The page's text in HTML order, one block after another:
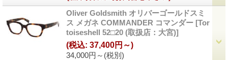
Oliver Goldsmith オリバーゴールドスミ
ス メガネ COMMANDER コマンダー [Tor
toiseshell 52□20 (取扱店：大宮)]
34,000円～ (税別)
(税込: 37,400円～)